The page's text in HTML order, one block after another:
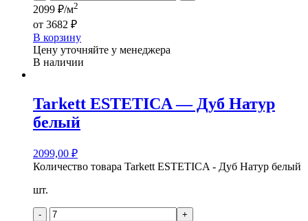
2099 ₽/м2
от 3682 ₽
В корзину
Цену уточняйте у менеджера
В наличии
Tarkett ESTETICA — Дуб Натур
белый
2099,00 ₽
Количество товара Tarkett ESTETICA - Дуб Натур белый
шт.
- +